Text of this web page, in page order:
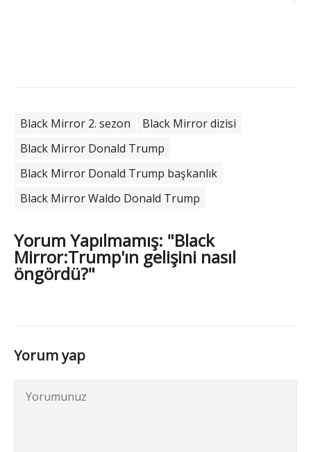
Black Mirror 2. sezon
Black Mirror dizisi
Black Mirror Donald Trump
Black Mirror Donald Trump başkanlık
Black Mirror Waldo Donald Trump
Yorum Yapılmamış: "Black
Mirror:Trump'ın gelişini nasıl
öngördü?"
Yorum yap